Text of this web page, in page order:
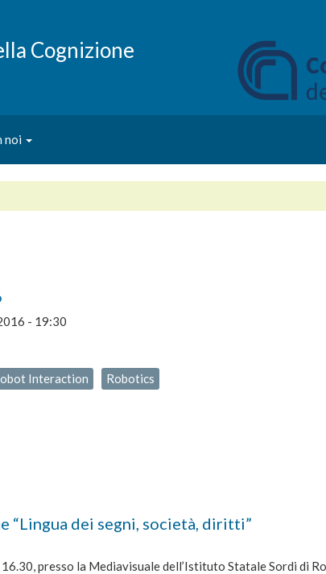
Cognizione
noi
- 19:30
Interaction Robotics
“Lingua dei segni, società, diritti”
presso la Mediavisuale dell’Istituto Statale Sordi di